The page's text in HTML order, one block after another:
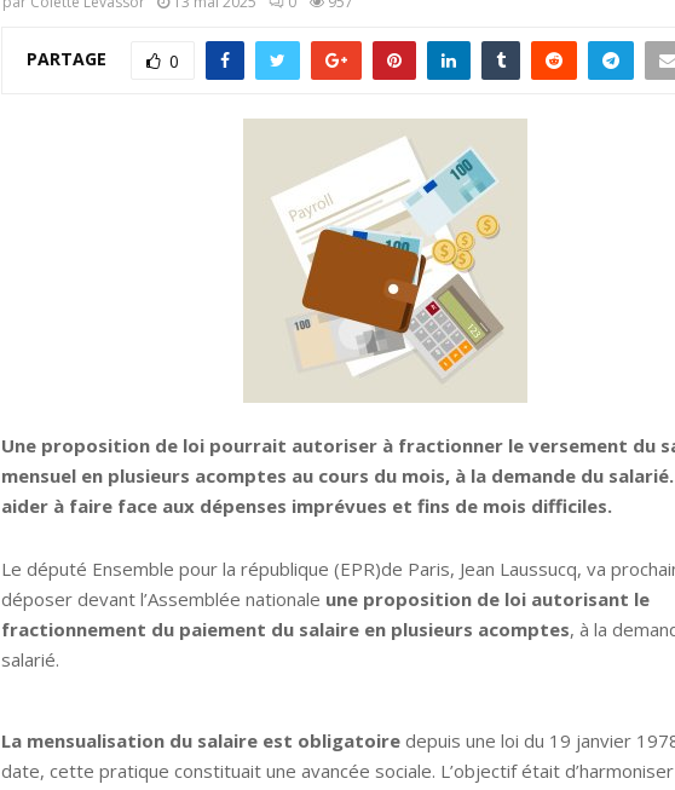
PARTAGE 0
Une proposition de loi pourrait autoriser à fractionner le versement du
mensuel en plusieurs acomptes au cours du mois, à la demande du
aider à faire face aux dépenses imprévues et fins de mois difficiles.
Le député Ensemble pour la république (EPR)de Paris, Jean Laussucq, va
déposer devant l’Assemblée nationale une proposition de loi autorisant le
fractionnement du paiement du salaire en plusieurs acomptes, à la
salarié.
La mensualisation du salaire est obligatoire depuis une loi du 19 janvier
date, cette pratique constituait une avancée sociale. L’objectif était